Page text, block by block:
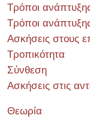
Τρόποι
Τρόποι
Ασκήσεις στους
Τροπικότητα
Σύνθεση
Ασκήσεις στις
Θεωρία